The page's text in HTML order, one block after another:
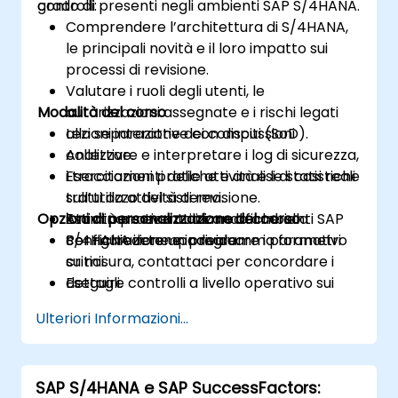
controlli presenti negli ambienti SAP S/4HANA.
grado di:
Comprendere l’architettura di S/4HANA,
le principali novità e il loro impatto sui
processi di revisione.
Valutare i ruoli degli utenti, le
autorizzazioni assegnate e i rischi legati
alla separazione dei compiti (SoD).
Analizzare e interpretare i log di sicurezza,
i tracciamenti delle attività e le statistiche
sull’utilizzo del sistema.
Esaminare eventuali modifiche alla
configurazione e individuare i parametri
critici.
Eseguire controlli a livello operativo sui
Documentare le evidenze di revisione e
redigere report strutturati e chiari.
Modalità del corso
Lezioni interattive con discussioni
collettive.
Esercitazioni pratiche e analisi di casi reali
tratti da attività di revisione.
Attività pratica utilizzando ambienti SAP
S/4HANA in tempo reale.
Opzioni di personalizzazione del corso
Per richiedere un programma formativo
su misura, contattaci per concordare i
dettagli.
Ulteriori Informazioni...
SAP S/4HANA e SAP SuccessFactors: